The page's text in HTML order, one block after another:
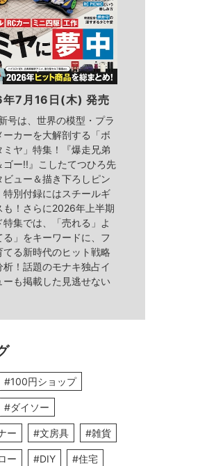
7月16日(木) 発売
号は、世界の模型・プラ
ーカーを大解剖する「ボ
ミヤ」特集！『爆走兄弟
ゴー!!』こしたてつひろ先
ビュー＆描き下ろしピン
特別付録にはスチールギ
も！さらに2026年上半期
特集では、「売れる」よ
る」をキーワードに、フ
てる新時代のヒット戦略
析！話題のモナキ独占イ
ーも掲載した見逃せない
#100円ショップ
#ダイソー
ー #文房具 #雑貨
ー #DIY #住宅